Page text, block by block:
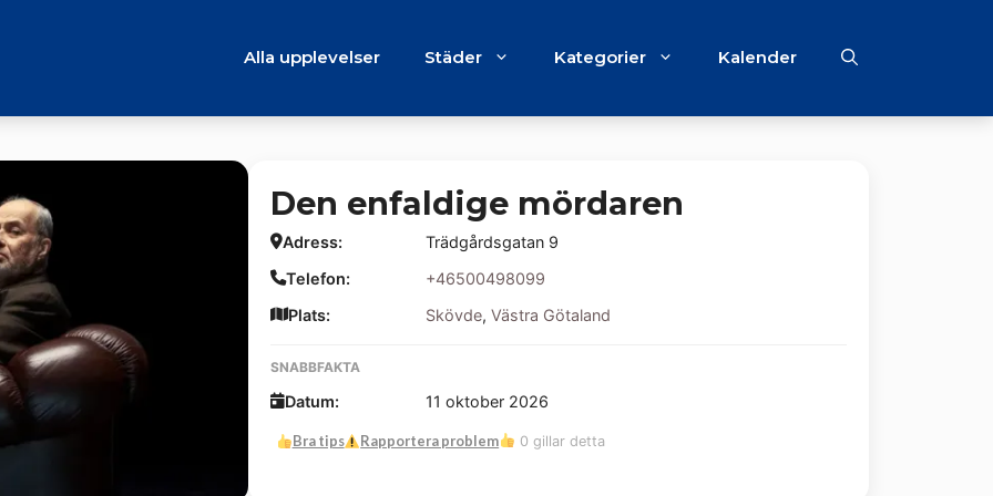
Alla upplevelser Städer Kategorier Kalender
Den enfaldige mördaren
Adress:
Trädgårdsgatan 9
Telefon:
+46500498099
Plats:
Skövde, Västra Götaland
SNABBFAKTA
Datum: 11 oktober 2026
Bra tips Rapportera problem 0 gillar detta